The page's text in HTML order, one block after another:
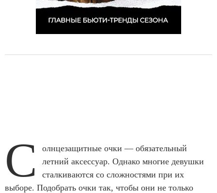
С
олнцезащитные очки — обязательный
летний аксессуар. Однако многие девушки
сталкиваются со сложностями при их
выборе. Подобрать очки так, чтобы они не только